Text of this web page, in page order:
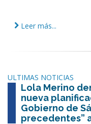
Leer más...
ULTIMAS NOTICIAS
Lola Merino
nueva
Gobierno de
precedentes”